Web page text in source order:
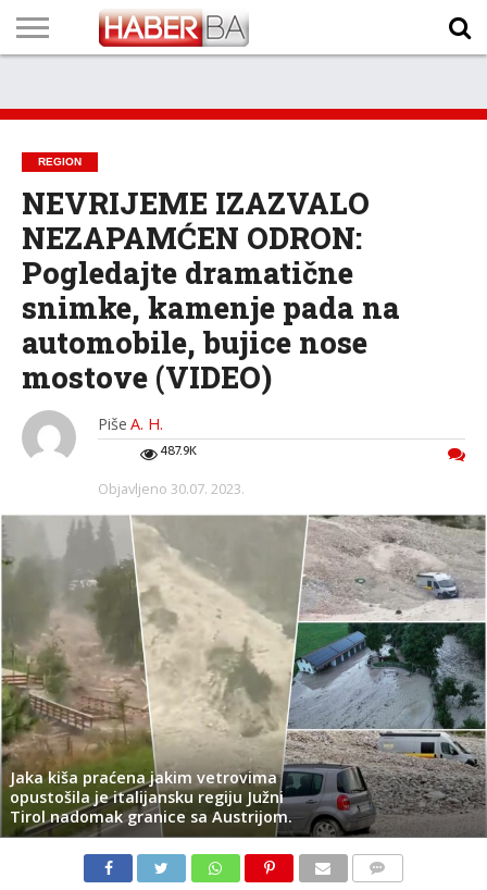
TECH
PROGRAM
PROGNOZA
PUTEVIMA
LISTA
NAMA
REGION
NEVRIJEME IZAZVALO
NEZAPAMĆEN ODRON:
Pogledajte dramatične
snimke, kamenje pada na
automobile, bujice nose
mostove (VIDEO)
Piše A. H.
487.9K
Objavljeno 30.07. 2023.
Jaka kiša praćena jakim vetrovima
opustošila je italijansku regiju Južni
Tirol nadomak granice sa Austrijom.